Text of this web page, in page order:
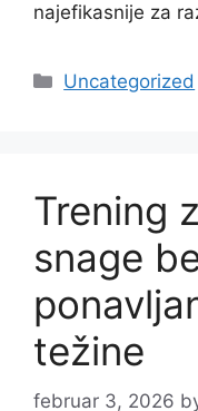
najefikasnije za
Categories
Uncategorized
Trening
snage
težine
februar 3, 2026